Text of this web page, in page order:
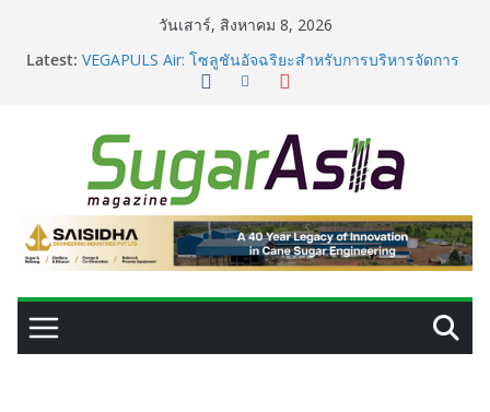
วันเสาร์, สิงหาคม 8, 2026
Latest: VEGAPULS Air: โซลูชันอัจฉริยะสำหรับการบริหารจัดการ
ถังเก็บในอุตสาหกรรมน้ำตาล
GC เปิดโรงงาน NatureWorks แห่งใหม่ ผลิต PLA ครบ
วงจร ดันไทยสู่ศูนย์กลางไบโอพลาสติกของเอเชีย
อุตสาหกรรมเอทานอลไทยพร้อมรับ E20 โรงงาน 28 แห่งมี
กำลังผลิตรวม 7.2 ล้านลิตร/วัน
เครื่องแยกสีความแม่นยำสูง ยกระดับคุณภาพน้ำตาลและ
ประสิทธิภาพการผลิต